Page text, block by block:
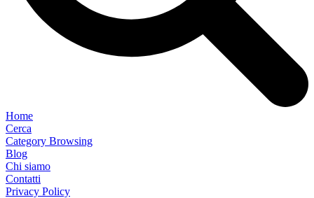
Home
Cerca
Category Browsing
Blog
Chi siamo
Contatti
Privacy Policy